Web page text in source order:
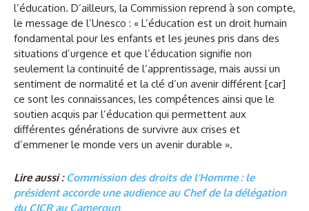
l’éducation. D’ailleurs, la Commission reprend à son compte,
le message de l’Unesco : « L’éducation est un droit humain
fondamental pour les enfants et les jeunes pris dans des
situations d’urgence et que l’éducation signifie non
seulement la continuité de l’apprentissage, mais aussi un
sentiment de normalité et la clé d’un avenir différent [car]
ce sont les connaissances, les compétences ainsi que le
soutien acquis par l’éducation qui permettent aux
différentes générations de survivre aux crises et
d’emmener le monde vers un avenir durable ».
Lire aussi :Commission des droits de l’Homme : le
président accorde une audience au Chef de la délégation
du CICR au Cameroun